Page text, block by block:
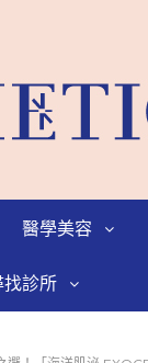
醫學美容
找診所